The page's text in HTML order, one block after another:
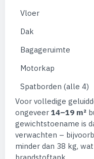
Vloer
Dak
Bagageruimte
Motorkap
Spatborden (alle 4)
Voor volledige
ongeveer 14–19 m²
gewichtstoename is
verwachten –
minder dan 38 kg,